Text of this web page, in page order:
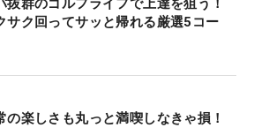
抜群のゴルフライフで上達を狙う！
サク回ってサッと帰れる厳選5コー
の楽しさも丸っと満喫しなきゃ損！